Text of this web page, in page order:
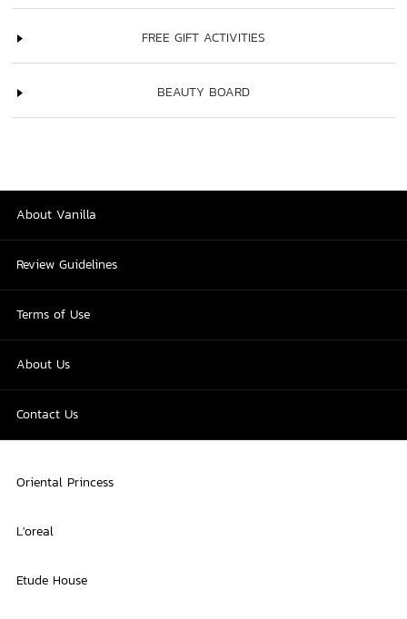
FREE GIFT ACTIVITIES
BEAUTY BOARD
About Vanilla
Review Guidelines
Terms of Use
About Us
Contact Us
Oriental Princess
L'oreal
Etude House